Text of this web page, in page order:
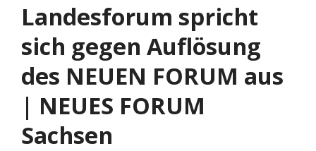
Landesforum spricht
sich gegen Auflösung
des NEUEN FORUM aus
| NEUES FORUM
Sachsen